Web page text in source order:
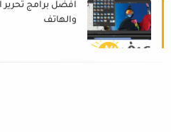
افضل برامج تحرير
والهاتف